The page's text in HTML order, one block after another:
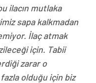
ilacın mutlaka
sapa kalkmadan
İlaç atmak
için. Tabii
zarar o
olduğu için biz